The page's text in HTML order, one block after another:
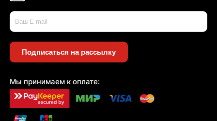
Подписаться на рассылку
Мы принимаем к оплате: